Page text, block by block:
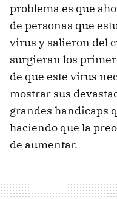
problema es que
de personas que
virus y salieron del
surgieran los
de que este virus
mostrar sus
grandes handicaps
haciendo que la
de aumentar.